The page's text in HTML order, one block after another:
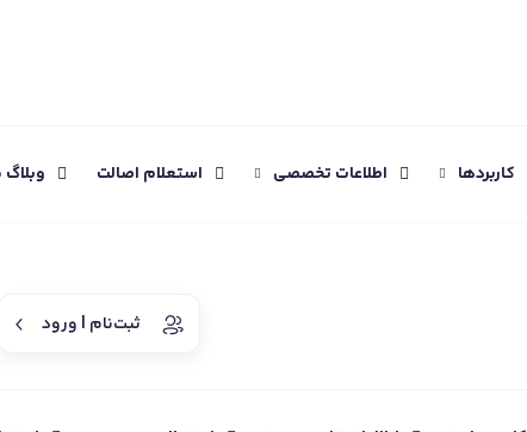
کاربردها اطلاعات تخصصی استعلام اصالت وبلاگ
ثبت‌نام | ورود